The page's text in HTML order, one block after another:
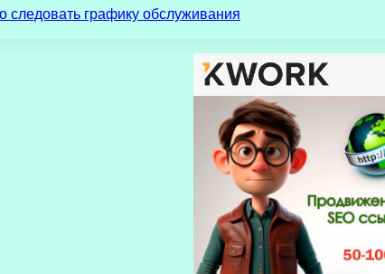
следовать графику обслуживания